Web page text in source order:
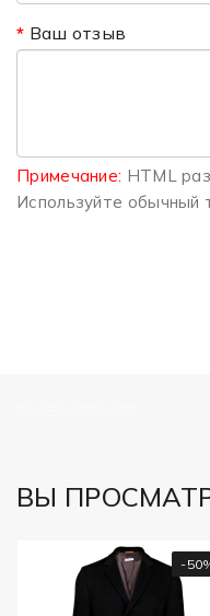
Ваш отзыв
Примечание: HTML
Используйте обычный
ВЫ
-50%